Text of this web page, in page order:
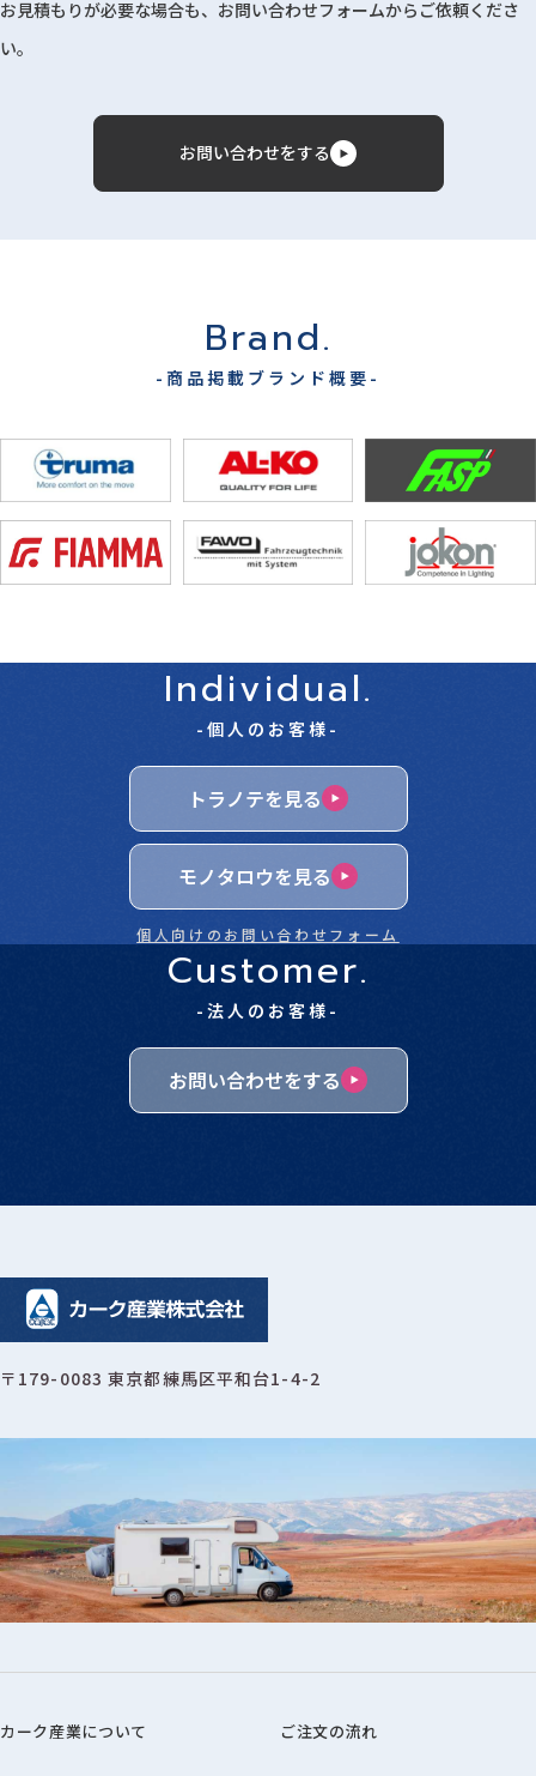
お見積もりが必要な場合も、お問い合わせフォームからご依頼くださ
い。
お問い合わせをする
Brand.
-商品掲載ブランド概要-
Individual.
-個人のお客様-
トラノテを見る
モノタロウを見る
個人向けのお問い合わせフォーム
Customer.
-法人のお客様-
お問い合わせをする
〒179-0083 東京都練馬区平和台1-4-2
カーク産業について ご注文の流れ